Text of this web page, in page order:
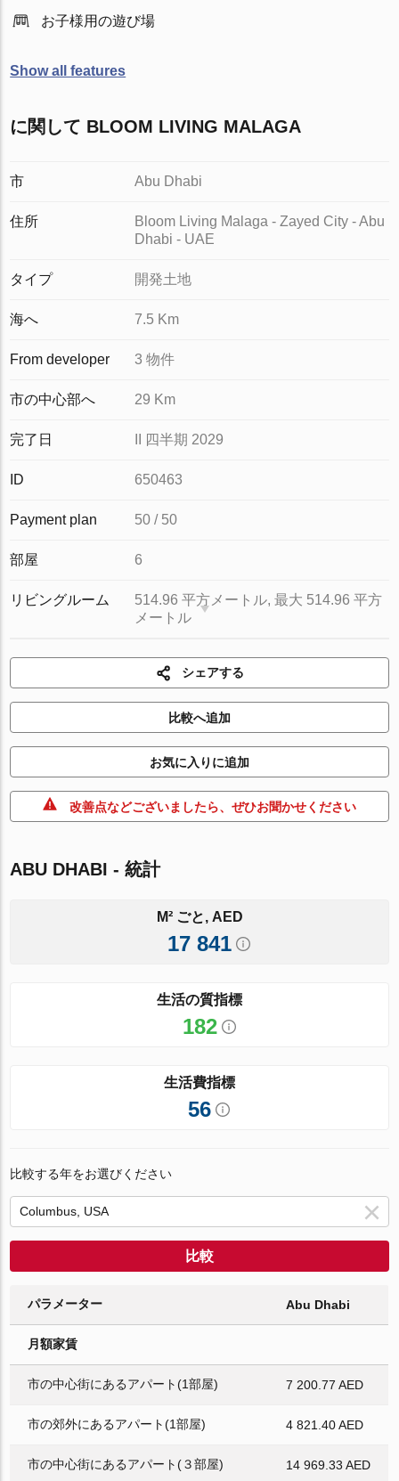
お子様用の遊び場
Show all features
に関して BLOOM LIVING MALAGA
市 Abu Dhabi
住所
Bloom Living Malaga - Zayed City - Abu
Dhabi - UAE
タイプ 開発土地
海へ 7.5 Km
From developer 3 物件
市の中心部へ 29 Km
完了日 II 四半期 2029
ID 650463
Payment plan 50 / 50
部屋 6
リビングルーム
514.96 平方メートル, 最大 514.96 平方
メートル
シェアする
比較へ追加
お気に入りに追加
改善点などございましたら、ぜひお聞かせください
ABU DHABI - 統計
M² ごと, AED
17 841
生活の質指標
182
生活費指標
56
比較する年をお選びください
比較
パラメーター Abu Dhabi
月額家賃
市の中心街にあるアパート(1部屋) 7 200.77 AED
市の郊外にあるアパート(1部屋) 4 821.40 AED
市の中心街にあるアパート(３部屋) 14 969.33 AED